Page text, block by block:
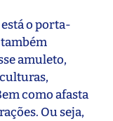
o porta-
amuleto,
como afasta
Ou seja,